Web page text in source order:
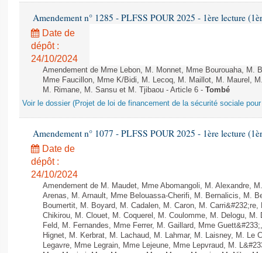
Amendement n° 1285 - PLFSS POUR 2025 - 1ère lecture
Date de
dépôt :
24/10/2024
Amendement de Mme Lebon, M. Monnet, Mme Bourouaha, M.
Mme Faucillon, Mme K/Bidi, M. Lecoq, M. Maillot, M. Maurel,
M. Rimane, M. Sansu et M. Tjibaou - Article 6 - Tombé
Voir le dossier (Projet de loi de financement de la sécurité sociale pour
Amendement n° 1077 - PLFSS POUR 2025 - 1ère lecture
Date de
dépôt :
24/10/2024
Amendement de M. Maudet, Mme Abomangoli, M. Alexandre,
Arenas, M. Arnault, Mme Belouassa-Cherifi, M. Bernalicis, M.
Boumertit, M. Boyard, M. Cadalen, M. Caron, M.
Chikirou, M. Clouet, M. Coquerel, M. Coulomme, M. Delogu, M.
Feld, M. Fernandes, Mme Ferrer, M. Gaillard, Mme
Hignet, M. Kerbrat, M. Lachaud, M. Lahmar, M. Laisney, M. Le
Legavre, Mme Legrain, Mme Lejeune, Mme Lepvraud, M.